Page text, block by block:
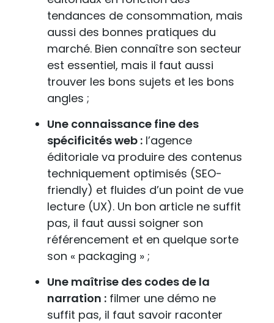
tendances de consommation, mais
aussi des bonnes pratiques du
marché. Bien connaître son secteur
est essentiel, mais il faut aussi
trouver les bons sujets et les bons
angles ;
Une connaissance fine des
spécificités web : l’agence
éditoriale va produire des contenus
techniquement optimisés (SEO-
friendly) et fluides d’un point de vue
lecture (UX). Un bon article ne suffit
pas, il faut aussi soigner son
référencement et en quelque sorte
son « packaging » ;
Une maîtrise des codes de la
narration : filmer une démo ne
suffit pas, il faut savoir raconter